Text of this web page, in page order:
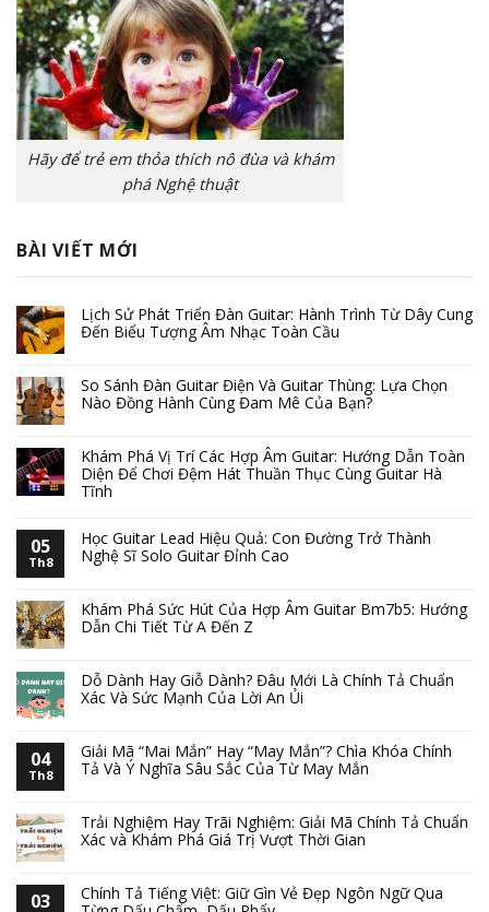
Hãy để trẻ em thỏa thích nô đùa và khám
phá Nghệ thuật
BÀI VIẾT MỚI
Lịch Sử Phát Triển Đàn Guitar: Hành Trình Từ Dây Cung
Đến Biểu Tượng Âm Nhạc Toàn Cầu
So Sánh Đàn Guitar Điện Và Guitar Thùng: Lựa Chọn
Nào Đồng Hành Cùng Đam Mê Của Bạn?
Khám Phá Vị Trí Các Hợp Âm Guitar: Hướng Dẫn Toàn
Diện Để Chơi Đệm Hát Thuần Thục Cùng Guitar Hà
Tĩnh
05
Th8
Học Guitar Lead Hiệu Quả: Con Đường Trở Thành
Nghệ Sĩ Solo Guitar Đỉnh Cao
Khám Phá Sức Hút Của Hợp Âm Guitar Bm7b5: Hướng
Dẫn Chi Tiết Từ A Đến Z
Dỗ Dành Hay Giỗ Dành? Đâu Mới Là Chính Tả Chuẩn
Xác Và Sức Mạnh Của Lời An Ủi
04
Th8
Giải Mã “Mai Mắn” Hay “May Mắn”? Chìa Khóa Chính
Tả Và Ý Nghĩa Sâu Sắc Của Từ May Mắn
Trải Nghiệm Hay Trãi Nghiệm: Giải Mã Chính Tả Chuẩn
Xác và Khám Phá Giá Trị Vượt Thời Gian
03
Chính Tả Tiếng Việt: Giữ Gìn Vẻ Đẹp Ngôn Ngữ Qua